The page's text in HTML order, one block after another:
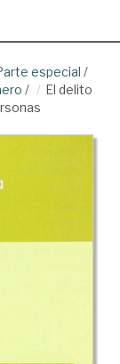
especial /
/
El delito